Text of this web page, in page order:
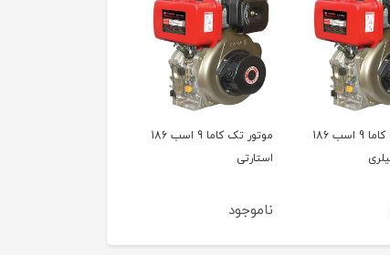
موتور تک کاما 9 اسب 186
موتور تک کاما 9 اسب 186
ناموجود